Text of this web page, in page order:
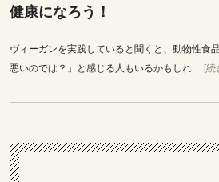
健康になろう！
ヴィーガンを実践していると聞くと、動物性食
悪いのでは？」と感じる人もいるかもしれ… [続